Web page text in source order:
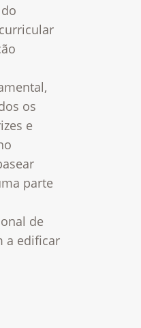
os
e
parte
de
a edificar